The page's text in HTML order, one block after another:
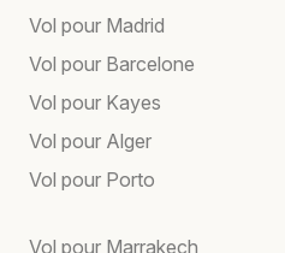
Vol pour Madrid
Vol pour Barcelone
Vol pour Kayes
Vol pour Alger
Vol pour Porto
Vol pour Marrakech